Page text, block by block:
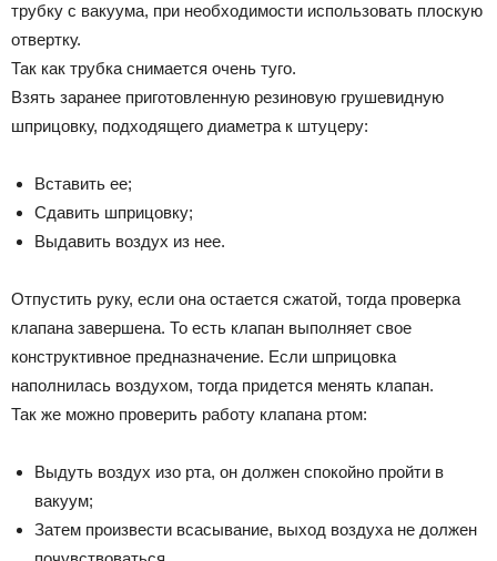
трубку с вакуума, при необходимости использовать плоскую
отвертку.
Так как трубка снимается очень туго.
Взять заранее приготовленную резиновую грушевидную
шприцовку, подходящего диаметра к штуцеру:
Вставить ее;
Сдавить шприцовку;
Выдавить воздух из нее.
Отпустить руку, если она остается сжатой, тогда проверка
клапана завершена. То есть клапан выполняет свое
конструктивное предназначение. Если шприцовка
наполнилась воздухом, тогда придется менять клапан.
Так же можно проверить работу клапана ртом:
Выдуть воздух изо рта, он должен спокойно пройти в
вакуум;
Затем произвести всасывание, выход воздуха не должен